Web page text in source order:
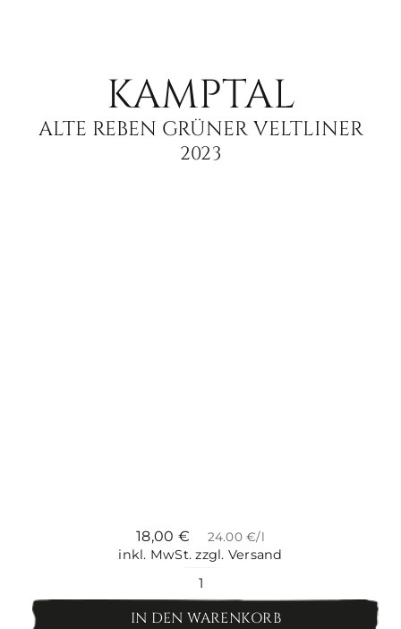
KAMPTAL
ALTE REBEN GRÜNER VELTLINER
2023
18,00 € 24.00 €/l
inkl. MwSt. zzgl. Versand
Kamptal
Alte
IN DEN WARENKORB